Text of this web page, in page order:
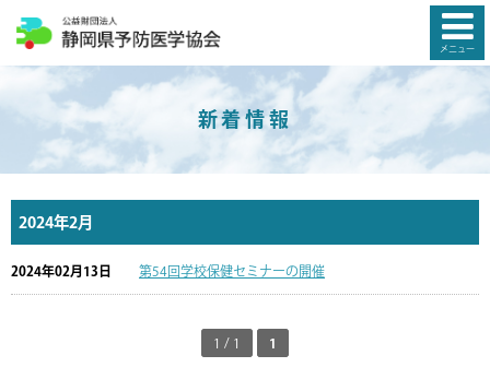
メニュー
新着情報
2024年2月
2024年02月13日 第54回学校保健セミナーの開催
1 / 1 1